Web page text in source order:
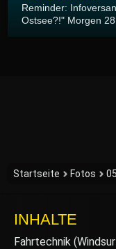
Reminder:
Ostsee?!" Morgen
Startseite Fotos
INHALTE
Fahrtechnik